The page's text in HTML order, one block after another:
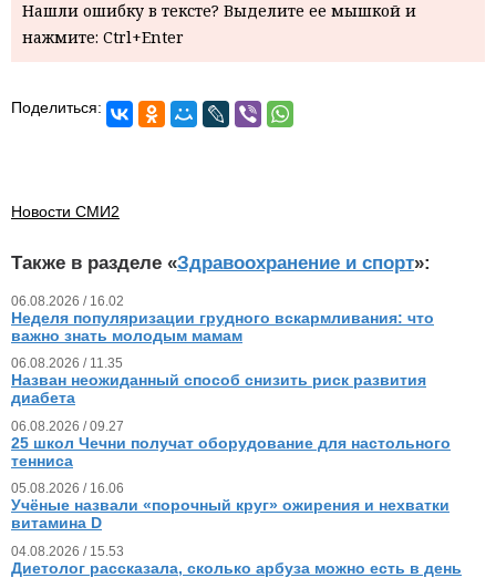
Нашли ошибку в тексте? Выделите ее мышкой и
нажмите: Ctrl+Enter
Поделиться:
Новости СМИ2
Также в разделе «Здравоохранение и спорт»:
06.08.2026 / 16.02
Неделя популяризации грудного вскармливания: что
важно знать молодым мамам
06.08.2026 / 11.35
Назван неожиданный способ снизить риск развития
диабета
06.08.2026 / 09.27
25 школ Чечни получат оборудование для настольного
тенниса
05.08.2026 / 16.06
Учёные назвали «порочный круг» ожирения и нехватки
витамина D
04.08.2026 / 15.53
Диетолог рассказала, сколько арбуза можно есть в день